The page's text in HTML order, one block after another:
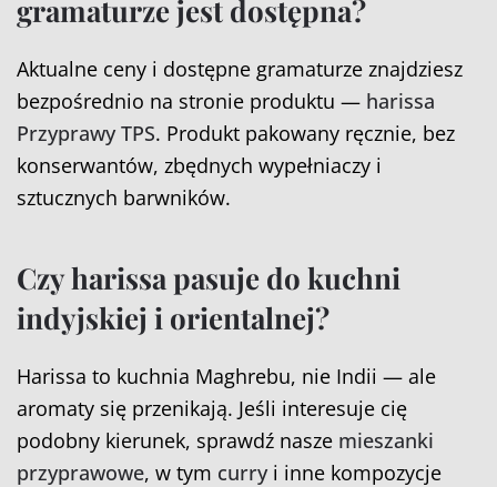
gramaturze jest dostępna?
Aktualne ceny i dostępne gramaturze znajdziesz
bezpośrednio na stronie produktu — harissa
Przyprawy TPS. Produkt pakowany ręcznie, bez
konserwantów, zbędnych wypełniaczy i
sztucznych barwników.
Czy harissa pasuje do kuchni
indyjskiej i orientalnej?
Harissa to kuchnia Maghrebu, nie Indii — ale
aromaty się przenikają. Jeśli interesuje cię
podobny kierunek, sprawdź nasze mieszanki
przyprawowe, w tym curryi inne kompozycje